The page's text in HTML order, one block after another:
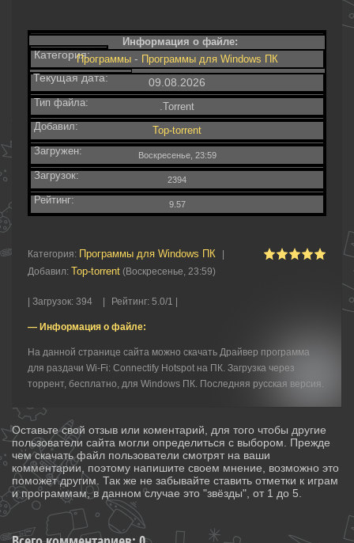
Информация о файле:
Категория:Программы- Программы для Windows ПК
Текущая дата: 09.08.2026
Тип файла:
.Torrent
Добавил:
Top-torrent
Загружен:
Воскресенье, 23:59
Загрузок: 2394
Рейтинг: 9.57
Категория: Программы для Windows ПК
Добавил: Top-torrent (Воскресенье, 23:59)
Загрузок: 394 Рейтинг: 5.0/1 |
— Информация о файле:
На данной странице сайта можно скачать Драйвер программа
для раздачи Wi-Fi: Connectify Hotspot на ПК. Загрузка через
торрент, бесплатно, для Windows ПК. Последняя русская версия.
Оставьте свой отзыв или коментарий, для того чтобы другие
пользователи сайта могли определиться с выбором. Прежде
чем скачать файл пользователи смотрят на ваши
комментарии, поэтому напишите своем мнение, возможно это
поможет другим. Так же не забывайте ставить отметки к играм
и программам, в данном случае это "звёзды", от 1 до 5.